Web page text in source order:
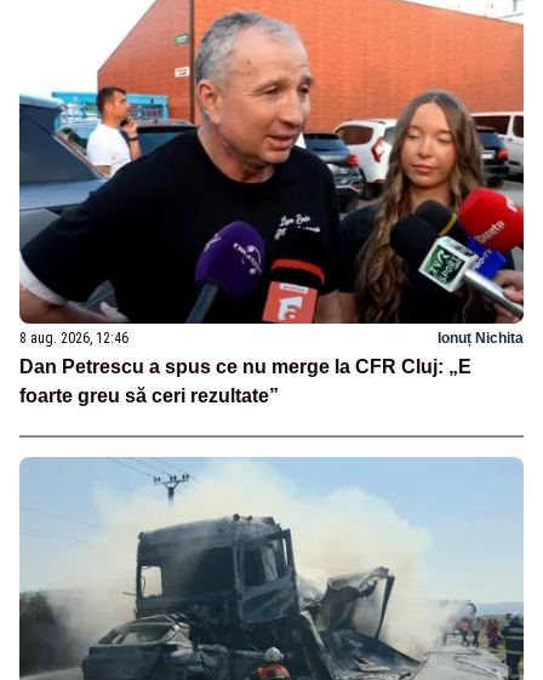
8 aug. 2026, 12:46 Ionuț Nichita
Dan Petrescu a spus ce nu merge la CFR Cluj: „E
foarte greu să ceri rezultate”